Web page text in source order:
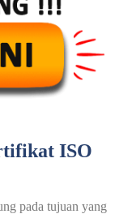
ISO
pada tujuan yang